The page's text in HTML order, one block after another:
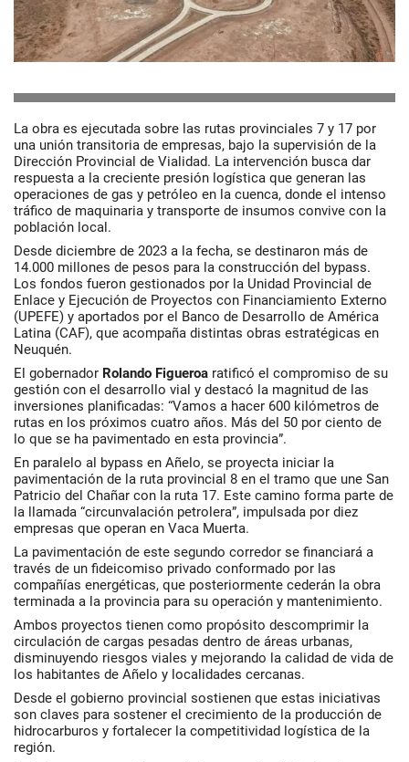
La obra es ejecutada sobre las rutas provinciales 7 y 17 por
una unión transitoria de empresas, bajo la supervisión de la
Dirección Provincial de Vialidad. La intervención busca dar
respuesta a la creciente presión logística que generan las
operaciones de gas y petróleo en la cuenca, donde el intenso
tráfico de maquinaria y transporte de insumos convive con la
población local.
Desde diciembre de 2023 a la fecha, se destinaron más de
14.000 millones de pesos para la construcción del bypass.
Los fondos fueron gestionados por la Unidad Provincial de
Enlace y Ejecución de Proyectos con Financiamiento Externo
(UPEFE) y aportados por el Banco de Desarrollo de América
Latina (CAF), que acompaña distintas obras estratégicas en
Neuquén.
El gobernador Rolando Figueroa ratificó el compromiso de su
gestión con el desarrollo vial y destacó la magnitud de las
inversiones planificadas: “Vamos a hacer 600 kilómetros de
rutas en los próximos cuatro años. Más del 50 por ciento de
lo que se ha pavimentado en esta provincia”.
En paralelo al bypass en Añelo, se proyecta iniciar la
pavimentación de la ruta provincial 8 en el tramo que une San
Patricio del Chañar con la ruta 17. Este camino forma parte de
la llamada “circunvalación petrolera”, impulsada por diez
empresas que operan en Vaca Muerta.
La pavimentación de este segundo corredor se financiará a
través de un fideicomiso privado conformado por las
compañías energéticas, que posteriormente cederán la obra
terminada a la provincia para su operación y mantenimiento.
Ambos proyectos tienen como propósito descomprimir la
circulación de cargas pesadas dentro de áreas urbanas,
disminuyendo riesgos viales y mejorando la calidad de vida de
los habitantes de Añelo y localidades cercanas.
Desde el gobierno provincial sostienen que estas iniciativas
son claves para sostener el crecimiento de la producción de
hidrocarburos y fortalecer la competitividad logística de la
región.